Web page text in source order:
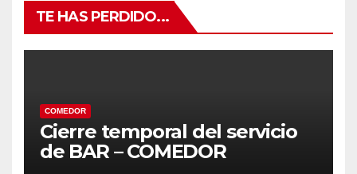
TE HAS PERDIDO...
COMEDOR
Cierre temporal del servicio
de BAR – COMEDOR